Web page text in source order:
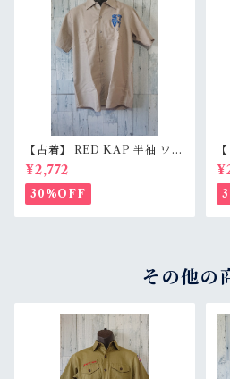
【古着】 RED KAP 半袖 ワー
クシャツ M〜L相当（身幅55c
m） 刺しゅう入り 企業ロゴ レ
ッドキャップ アジ感有 RankC
¥2,772
30%OFF
その他の